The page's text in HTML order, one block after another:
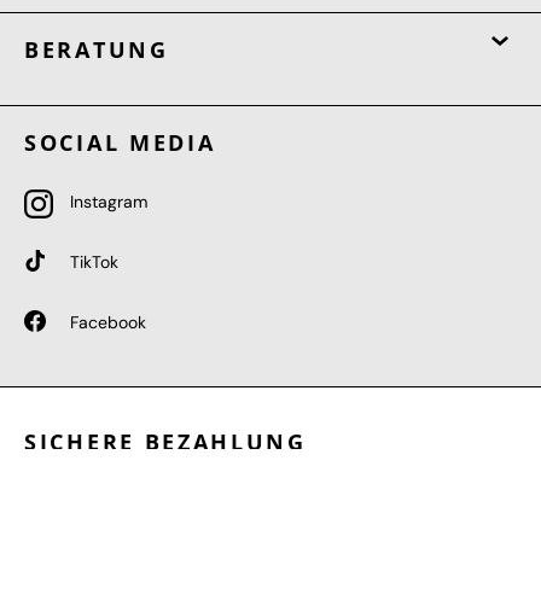
BERATUNG
SOCIAL MEDIA
Instagram
TikTok
Facebook
SICHERE BEZAHLUNG